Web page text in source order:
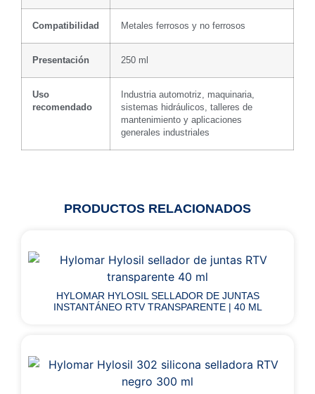
Compatibilidad Metales ferrosos y no ferrosos
Presentación 250 ml
Uso
recomendado
Industria automotriz, maquinaria,
sistemas hidráulicos, talleres de
mantenimiento y aplicaciones
generales industriales
PRODUCTOS RELACIONADOS
HYLOMAR HYLOSIL SELLADOR DE JUNTAS
INSTANTÁNEO RTV TRANSPARENTE | 40 ML